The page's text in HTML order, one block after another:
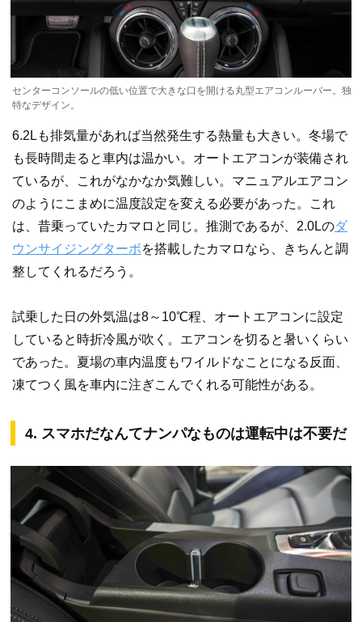
センターコンソールの低い位置で大きな口を開ける丸型エアコンルーバー。独
特なデザイン。
6.2Lも排気量があれば当然発生する熱量も大きい。冬場で
も長時間走ると車内は温かい。オートエアコンが装備され
ているが、これがなかなか気難しい。マニュアルエアコン
のようにこまめに温度設定を変える必要があった。これ
は、昔乗っていたカマロと同じ。推測であるが、2.0Lのダ
ウンサイジングターボを搭載したカマロなら、きちんと調
整してくれるだろう。
試乗した日の外気温は8～10℃程、オートエアコンに設定
していると時折冷風が吹く。エアコンを切ると暑いくらい
であった。夏場の車内温度もワイルドなことになる反面、
凍てつく風を車内に注ぎこんでくれる可能性がある。
4. スマホだなんてナンパなものは運転中は不要だ